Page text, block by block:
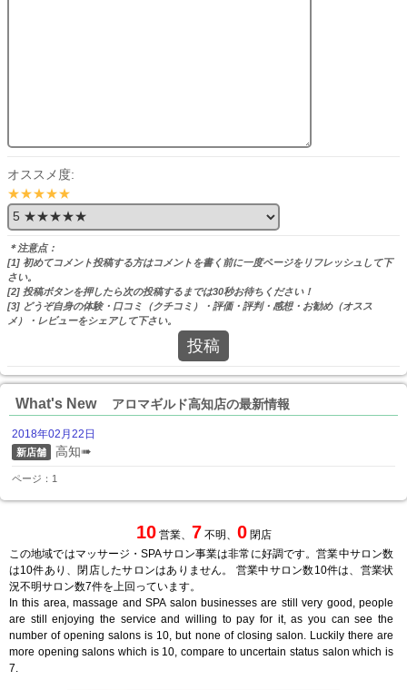
オススメ度:
★★★★★
＊注意点：
[1] 初めてコメント投稿する方はコメントを書く前に一度ページをリフレッシュして下
さい。
[2] 投稿ボタンを押したら次の投稿するまでは30秒お待ちください！
[3] どうぞ自身の体験・口コミ（クチコミ）・評価・評判・感想・お勧め（オスス
メ）・レビューをシェアして下さい。
投稿
What's New アロマギルド高知店の最新情報
2018年02月22日
新店舗 高知➠
ページ：1
10営業、 7 不明、 0閉店
この地域ではマッサージ・SPAサロン事業は非常に好調です。営業中サロン数
は10件あり、閉店したサロンはありません。 営業中サロン数10件は、営業状
況不明サロン数7件を上回っています。
In this area, massage and SPA salon businesses are still very good, people
are still enjoying the service and willing to pay for it, as you can see the
number of opening salons is 10, but none of closing salon. Luckily there are
more opening salons which is 10, compare to uncertain status salon which is
7.